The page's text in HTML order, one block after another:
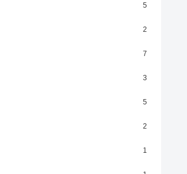
5
2
7
3
5
2
1